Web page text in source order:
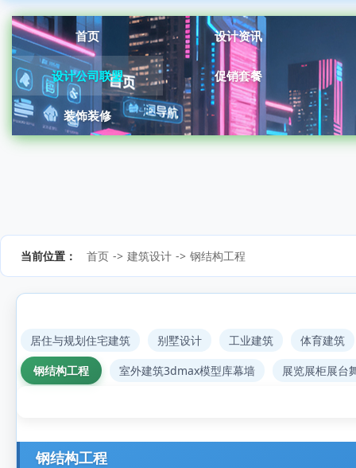
首页 设计资讯
设计公司联盟 促销套餐
装饰装修
当前位置： 首页 -> 建筑设计 -> 钢结构工程
居住与规划住宅建筑 别墅设计 工业建筑
体育建筑
钢结构工程
室外建筑3dmax模型库幕墙 展览展柜展台
钢结构工程